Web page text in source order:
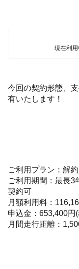
現在利
今回の契約形態、
有いたします！
ご利用プラン：解
ご利用期間：最長
契約可
月額利用料：
申込金：653,400円
月間走行距離：